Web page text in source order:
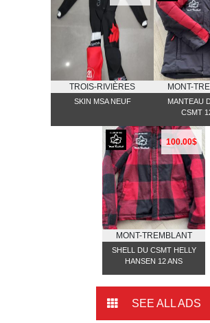
TROIS-RIVIÈRES
SKIN MSA NEUF
MONT-
MANTEAU
CSMT
100.00$
MONT-TREMBLANT
SHELL DU CSMT HELLY
HANSEN 12 ANS
SEE ALL ADS